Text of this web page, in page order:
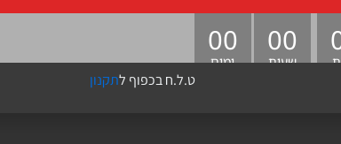
הבא
ט.ל.ח בכפוף לתקנון